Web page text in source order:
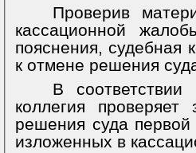
Проверив
кассационной
пояснения, судебная
к отмене решения
В
коллегия проверяет
решения суда
изложенных в